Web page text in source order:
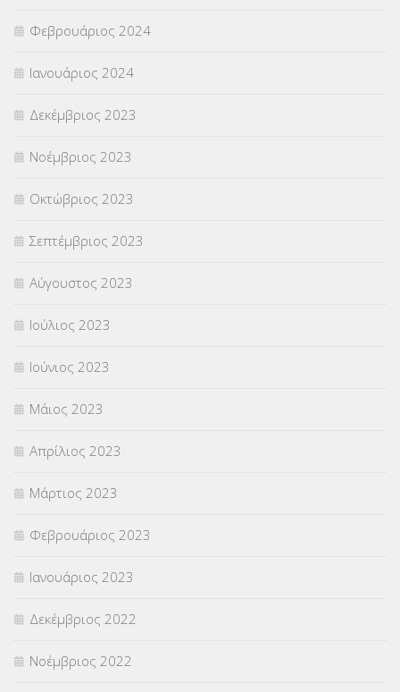
Φεβρουάριος 2024
Ιανουάριος 2024
Δεκέμβριος 2023
Νοέμβριος 2023
Οκτώβριος 2023
Σεπτέμβριος 2023
Αύγουστος 2023
Ιούλιος 2023
Ιούνιος 2023
Μάιος 2023
Απρίλιος 2023
Μάρτιος 2023
Φεβρουάριος 2023
Ιανουάριος 2023
Δεκέμβριος 2022
Νοέμβριος 2022